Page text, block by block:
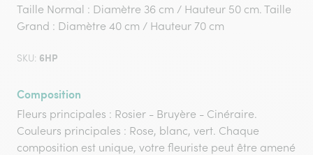
Taille Normal : Diamètre 36 cm / Hauteur 50 cm. Taille
Grand : Diamètre 40 cm / Hauteur 70 cm
SKU: 6HP
Composition
Fleurs principales : Rosier - Bruyère - Cinéraire.
Couleurs principales : Rose, blanc, vert. Chaque
composition est unique, votre fleuriste peut être amené